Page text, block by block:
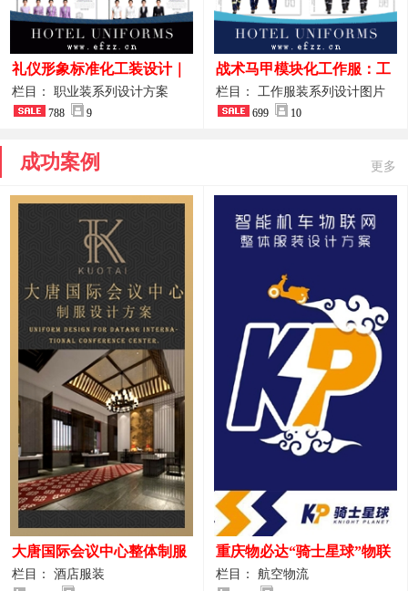
礼仪形象标准化工装设计｜
高端服务业仪态塑造专属职
业装系列
栏目： 职业装系列设计方案
788 9
战术马甲模块化工作服：工
程巡检与设备调试岗位的多
功能收纳设计
栏目： 工作服装系列设计图片
699 10
成功案例 更多
大唐国际会议中心整体制服
设计案例
栏目： 酒店服装
重庆物必达“骑士星球”物联
网派送人员服装设计案例
栏目： 航空物流